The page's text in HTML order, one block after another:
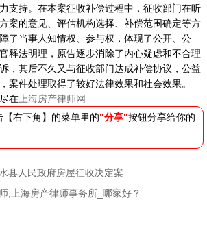
支持。在本案征收补偿过程中，征收部门在听
案的意见、评估机构选择、补偿范围确定等方
了当事人知情权、参与权，体现了公开、公
释法明理，原告逐步消除了内心疑虑和不合理
，其后不久又与征收部门达成补偿协议，公益
案件处理取得了较好法律效果和社会效果。
在 上海房产律师网
右下角】的菜单里的"分享"按钮分享给你的
县人民政府房屋征收决定案
,上海房产律师事务所_哪家好？